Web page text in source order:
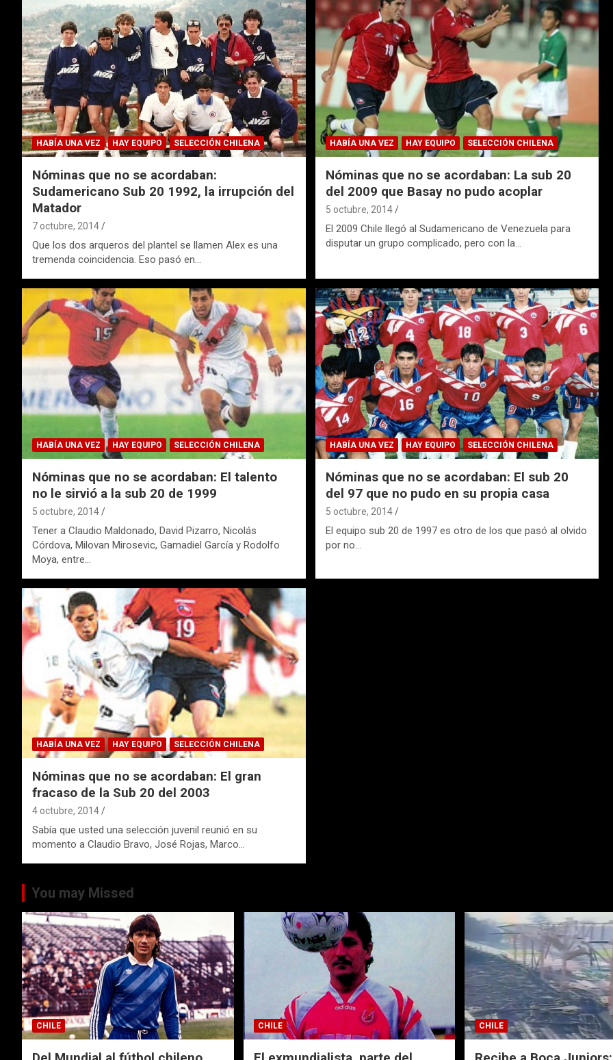
HABÍA UNA VEZ HAY EQUIPO SELECCIÓN CHILENA
Nóminas que no se acordaban:
Sudamericano Sub 20 1992, la irrupción del
Matador
7 octubre, 2014
Que los dos arqueros del plantel se llamen Alex es una
tremenda coincidencia. Eso pasó en…
HABÍA UNA VEZ HAY EQUIPO SELECCIÓN CHILENA
Nóminas que no se acordaban: La sub 20
del 2009 que Basay no pudo acoplar
5 octubre, 2014
El 2009 Chile llegó al Sudamericano de Venezuela para
disputar un grupo complicado, pero con la…
HABÍA UNA VEZ HAY EQUIPO SELECCIÓN CHILENA
Nóminas que no se acordaban: El talento
no le sirvió a la sub 20 de 1999
5 octubre, 2014
Tener a Claudio Maldonado, David Pizarro, Nicolás
Córdova, Milovan Mirosevic, Gamadiel García y Rodolfo
Moya, entre…
HABÍA UNA VEZ HAY EQUIPO SELECCIÓN CHILENA
Nóminas que no se acordaban: El sub 20
del 97 que no pudo en su propia casa
5 octubre, 2014
El equipo sub 20 de 1997 es otro de los que pasó al olvido
por no…
HABÍA UNA VEZ HAY EQUIPO SELECCIÓN CHILENA
Nóminas que no se acordaban: El gran
fracaso de la Sub 20 del 2003
4 octubre, 2014
Sabía que usted una selección juvenil reunió en su
momento a Claudio Bravo, José Rojas, Marco…
You may Missed
CHILE CHILE CHILE